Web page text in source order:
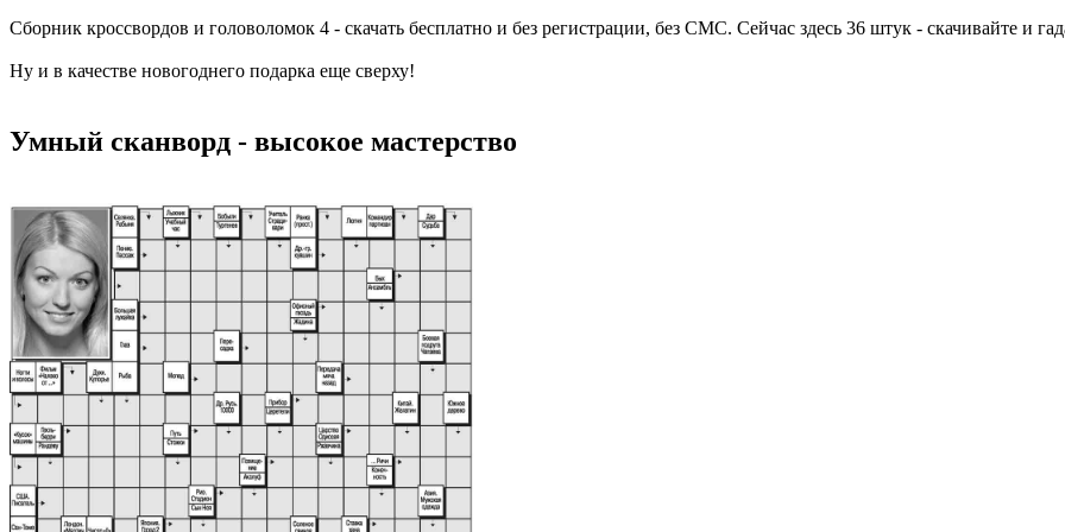
Сборник кроссвордов и головоломок 4 - скачать бесплатно и без регистрации, без СМС. Сейчас здесь 36 штук - скачивайте и
Ну и в качестве новогоднего подарка еще сверху!
Умный сканворд - высокое мастерство